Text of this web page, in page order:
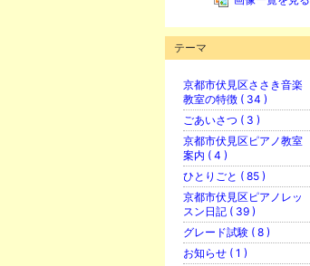
テーマ
京都市伏見区ささき音楽
教室の特徴 ( 34 )
ごあいさつ ( 3 )
京都市伏見区ピアノ教室
案内 ( 4 )
ひとりごと ( 85 )
京都市伏見区ピアノレッ
スン日記 ( 39 )
グレード試験 ( 8 )
お知らせ ( 1 )